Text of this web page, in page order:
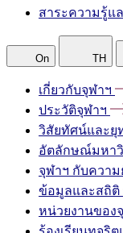
สาระความรู้แ
On TH
เกี่ยวกับจุฬาฯ
ประวัติจุฬาฯ
วิสัยทัศน์และยุ
อัตลักษณ์มหา
จุฬาฯ กับความ
ข้อมูลและสถิติ
หน่วยงานของ